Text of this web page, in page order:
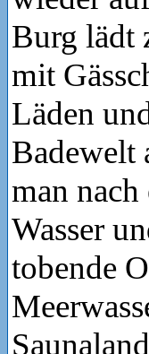
Burg lädt
mit
Läden
Badewelt
man nach
Wasser
tobende